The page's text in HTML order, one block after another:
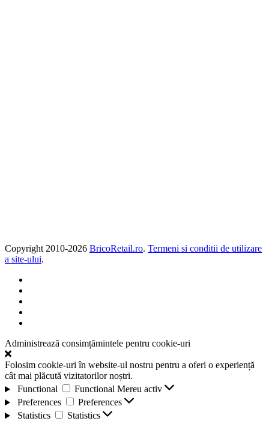
Copyright 2010-2026 BricoRetail.ro. Termeni si conditii de utilizare
a site-ului.
Administrează consimțămintele pentru cookie-uri
Folosim cookie-uri în website-ul nostru pentru a oferi o experiență
cât mai plăcută vizitatorilor noștri.
Functional
Functional Mereu activ
Preferences
Preferences
Statistics
Statistics